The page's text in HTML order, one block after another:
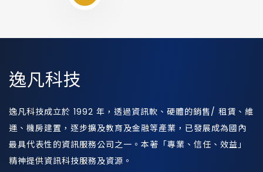
逸凡科技
逸凡科技成立於 1992 年，透過資訊軟、硬體的銷售/ 租賃、維
運、機房建置，逐步擴及教育及金融等產業，已發展成為國內
最具代表性的資訊服務公司之一。本著「專業、信任、效益」
精神提供資訊科技服務及資源。